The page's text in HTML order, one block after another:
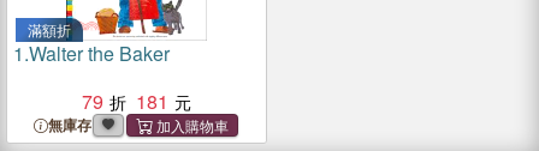
滿額折
1.Walter the Baker
79
181
無庫存